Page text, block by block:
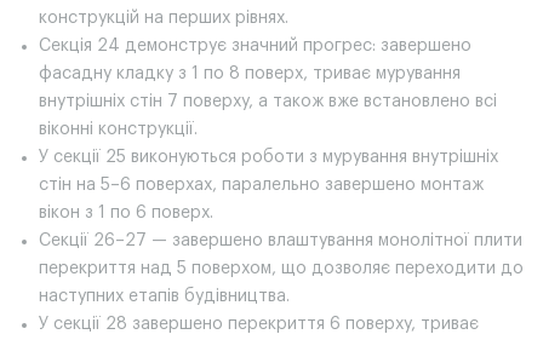
конструкцій на перших рівнях.
Секція 24 демонструє значний прогрес: завершено
фасадну кладку з 1 по 8 поверх, триває мурування
внутрішніх стін 7 поверху, а також вже встановлено всі
віконні конструкції.
У секції 25 виконуються роботи з мурування внутрішніх
стін на 5–6 поверхах, паралельно завершено монтаж
вікон з 1 по 6 поверх.
Секції 26–27 — завершено влаштування монолітної плити
перекриття над 5 поверхом, що дозволяє переходити до
наступних етапів будівництва.
У секції 28 завершено перекриття 6 поверху, триває